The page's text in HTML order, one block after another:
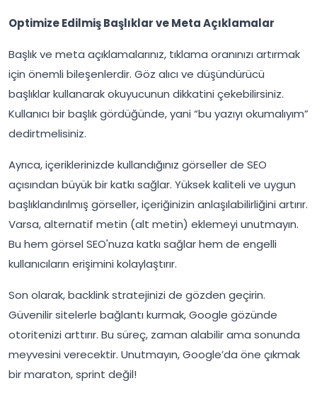
Optimize Edilmiş Başlıklar ve Meta Açıklamalar
Başlık ve meta açıklamalarınız, tıklama oranınızı artırmak
için önemli bileşenlerdir. Göz alıcı ve düşündürücü
başlıklar kullanarak okuyucunun dikkatini çekebilirsiniz.
Kullanıcı bir başlık gördüğünde, yani “bu yazıyı okumalıyım”
dedirtmelisiniz.
Ayrıca, içeriklerinizde kullandığınız görseller de SEO
açısından büyük bir katkı sağlar. Yüksek kaliteli ve uygun
başlıklandırılmış görseller, içeriğinizin anlaşılabilirliğini artırır.
Varsa, alternatif metin (alt metin) eklemeyi unutmayın.
Bu hem görsel SEO'nuza katkı sağlar hem de engelli
kullanıcıların erişimini kolaylaştırır.
Son olarak, backlink stratejinizi de gözden geçirin.
Güvenilir sitelerle bağlantı kurmak, Google gözünde
otoritenizi arttırır. Bu süreç, zaman alabilir ama sonunda
meyvesini verecektir. Unutmayın, Google’da öne çıkmak
bir maraton, sprint değil!